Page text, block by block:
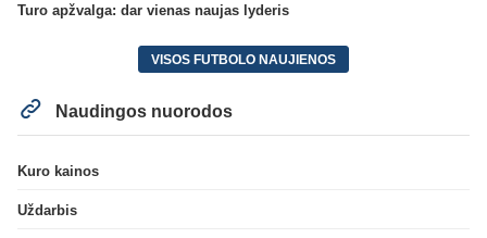
Turo apžvalga: dar vienas naujas lyderis
VISOS FUTBOLO NAUJIENOS
Naudingos nuorodos
Kuro kainos
Uždarbis